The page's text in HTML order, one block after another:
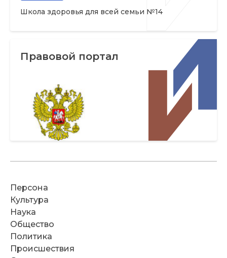
Школа здоровья для всей семьи №14
Правовой портал
Персона
Культура
Наука
Общество
Политика
Происшествия